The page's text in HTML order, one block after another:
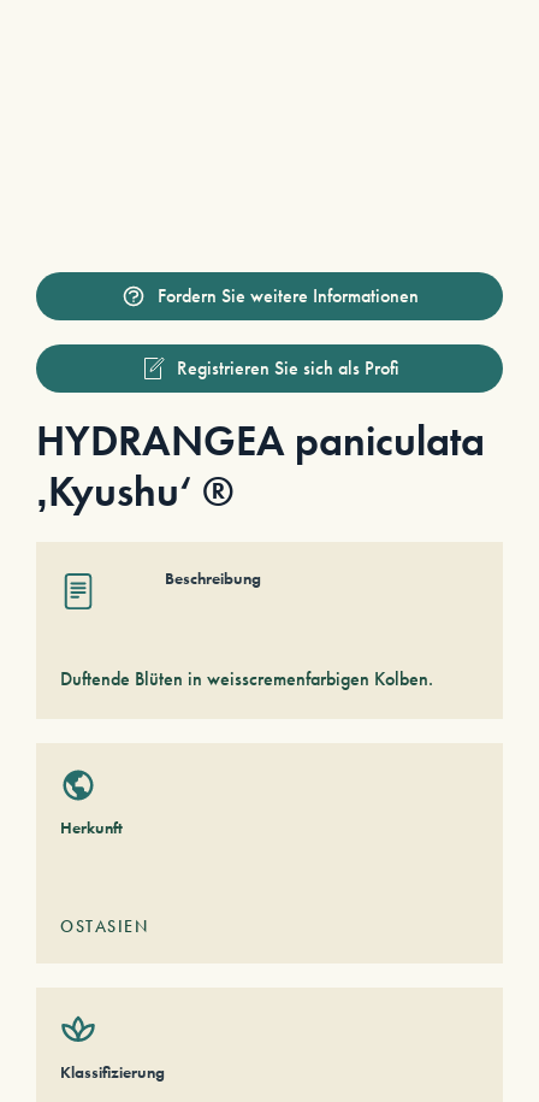
Fordern Sie weitere Informationen
Registrieren Sie sich als Profi
HYDRANGEA paniculata
‚Kyushu‘ ®
Beschreibung
Duftende Blüten in weisscremenfarbigen Kolben.
Herkunft
OSTASIEN
Klassifizierung